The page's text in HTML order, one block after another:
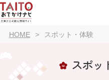
HOME スポット・体験
スポッ